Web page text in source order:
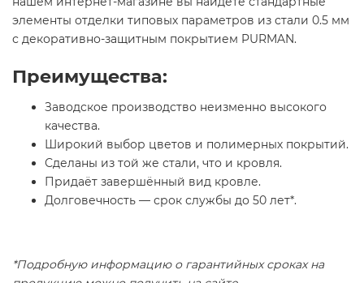
элементы отделки типовых параметров из стали 0.5 мм
с декоративно-защитным покрытием PURMAN.
Преимущества:
Заводское производство неизменно высокого
качества.
Широкий выбор цветов и полимерных покрытий.
Сделаны из той же стали, что и кровля.
Придаёт завершённый вид кровле.
Долговечность — срок службы до 50 лет*.
*Подробную информацию о гарантийных сроках на